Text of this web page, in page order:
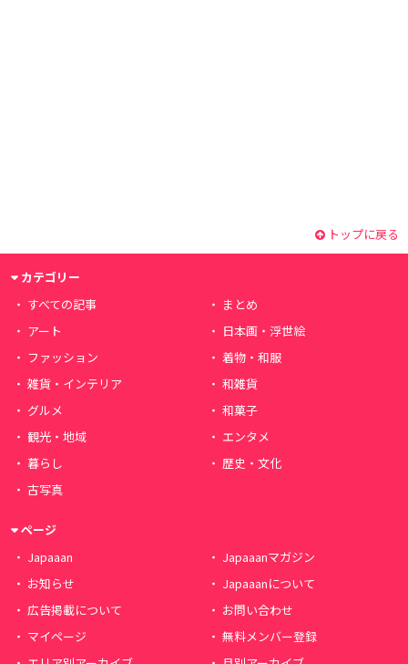
トップに戻る
カテゴリー
すべての記事
まとめ
アート
日本画・浮世絵
ファッション
着物・和服
雑貨・インテリア
和雑貨
グルメ
和菓子
観光・地域
エンタメ
暮らし
歴史・文化
古写真
ページ
Japaaan
Japaaanマガジン
お知らせ
Japaaanについて
広告掲載について
お問い合わせ
マイページ
無料メンバー登録